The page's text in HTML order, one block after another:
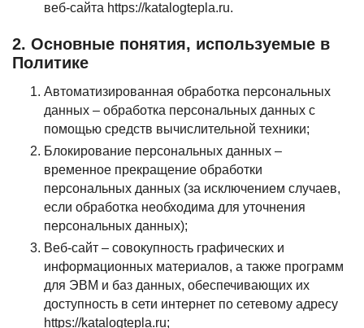
веб-сайта https://katalogtepla.ru.
2. Основные понятия, используемые в
Политике
Автоматизированная обработка персональных
данных – обработка персональных данных с
помощью средств вычислительной техники;
Блокирование персональных данных –
временное прекращение обработки
персональных данных (за исключением случаев,
если обработка необходима для уточнения
персональных данных);
Веб-сайт – совокупность графических и
информационных материалов, а также программ
для ЭВМ и баз данных, обеспечивающих их
доступность в сети интернет по сетевому адресу
https://katalogtepla.ru;